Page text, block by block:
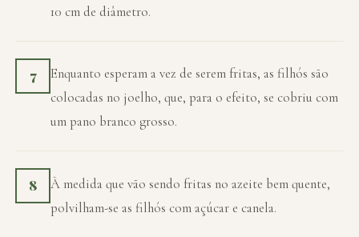
10 cm de diâmetro.
7
Enquanto esperam a vez de serem fritas, as filhós são
colocadas no joelho, que, para o efeito, se cobriu com
um pano branco grosso.
8
À medida que vão sendo fritas no azeite bem quente,
polvilham-se as filhós com açúcar e canela.